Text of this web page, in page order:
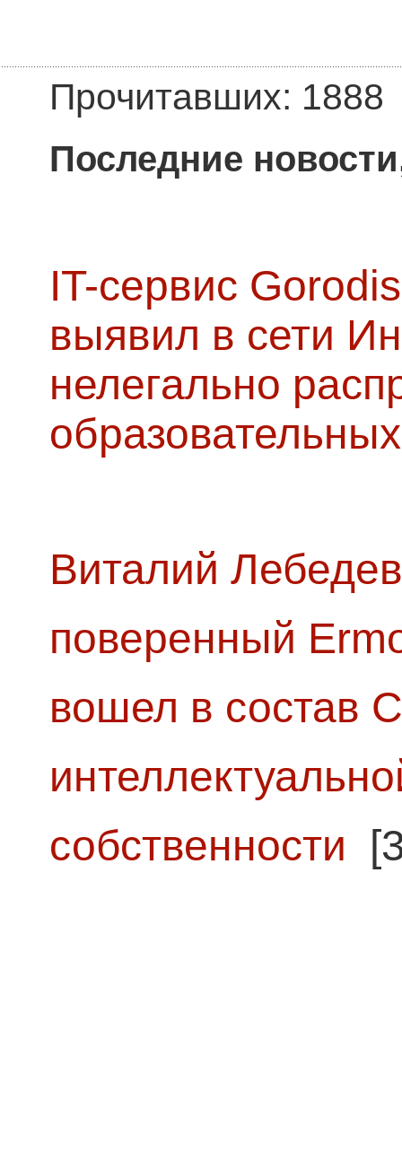
Прочитавших: 1888
Последние
IT-сервис
выявил в сети
нелегально
Виталий
поверенный
вошел в состав
собственности